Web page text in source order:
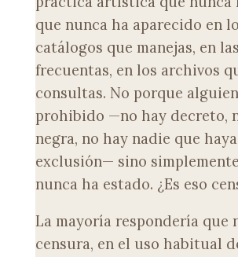
que nunca ha aparecido en
catálogos que manejas, en
frecuentas, en los archivos
consultas. No porque
prohibido —no hay decreto,
negra, no hay nadie que
exclusión— sino
nunca ha estado. ¿Es eso
La mayoría respondería que
censura, en el uso habitual